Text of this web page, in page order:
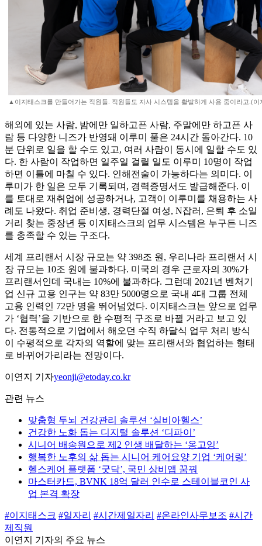
▲이지태스크를 만들어가는 직원들. 직원들도 자사 시스템을 활발하게 사용 중이라고.(이
해외에 있는 사람, 밤에만 일하고픈 사람, 주말에만 하고픈 사
람 등 다양한 니즈가 반영돼 이루미 풀은 24시간 돌아간다. 10
분 단위로 일을 할 수도 있고, 여러 사람이 동시에 일할 수도 있
다. 한 사람이 작업하면 일주일 걸릴 일도 이루미 10명이 작업
하면 이틀에 마칠 수 있다. 인해전술이 가능하다는 의미다. 이
루미가 한 일은 모두 기록되며, 경력증명서도 발급해준다. 이
를 토대로 재취업에 성공하거나, 고객이 이루미를 채용하는 사
례도 나왔다. 취업 준비생, 경력단절 여성, N잡러, 은퇴 후 소일
거리 찾는 중장년 등 이지태스크의 업무 시스템은 누구든 니즈
를 충족할 수 있는 구조다.
세계 프리랜서 시장 규모는 약 398조 원, 우리나라 프리랜서 시
장 규모는 10조 원에 불과하다. 미국의 경우 근로자의 30%가
프리랜서인데 국내는 10%에 불과하다. 그런데 2021년 벤처기
업 신규 고용 인구는 약 83만 5000명으로 국내 4대 그룹 전체
고용 인력인 72만 명을 뛰어넘었다. 이지태스크는 앞으로 업무
가 ‘협력’을 기반으로 한 수평적 구조로 바뀔 거라고 보고 있
다. 전통적으로 기업에서 해오던 수직 하달식 업무 처리 방식
이 수평적으로 각자의 역할에 맞는 프리랜서와 협업하는 형태
로 바뀌어가리라는 전망이다.
이연지 기자yeonji@etoday.co.kr
관련 뉴스
맞춤형 두뇌 건강관리 솔루션 ‘실비아헬스’
건강한 노화 돕는 디지털 솔루션 ‘디파이’
시니어 배송원으로 제2 인생 배달하는 ‘옹고잉’
행복한 노후의 삶 돕는 시니어 케어요양 기업 ‘케어링’
헬스케어 플랫폼 ‘굿닥’, 국민 상비앱 꿈꿔
마스터카드, BVNK 18억 달러 인수로 스테이블코인 사
업 본격 확장
#이지태스크 #일자리 #시간제일자리 #온라인사무보조 #시간
제직원
이연지 기자의 주요 뉴스